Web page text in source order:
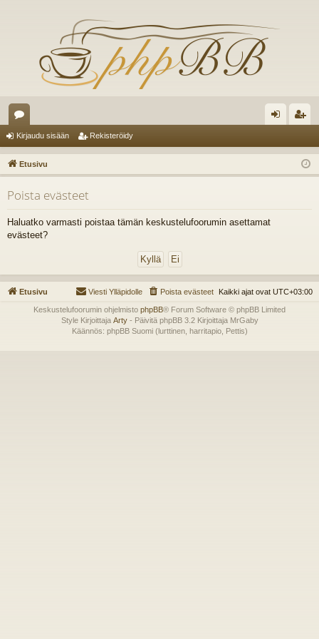
es
ku
st
el
ua
t
au
du
ist
er
Kirjaudu sisään Rekisteröidy
Etusivu
Poista evästeet
Haluatko varmasti poistaa tämän keskustelufoorumin asettamat
evästeet?
Etusivu Kaikki ajat ovat UTC+03:00
Poista evästeet
Viesti Ylläpidolle
Keskustelufoorumin ohjelmisto phpBB® Forum Software © phpBB Limited
Style Kirjoittaja Arty- Päivitä phpBB 3.2 Kirjoittaja MrGaby
Käännös: phpBB Suomi (lurttinen, harritapio, Pettis)